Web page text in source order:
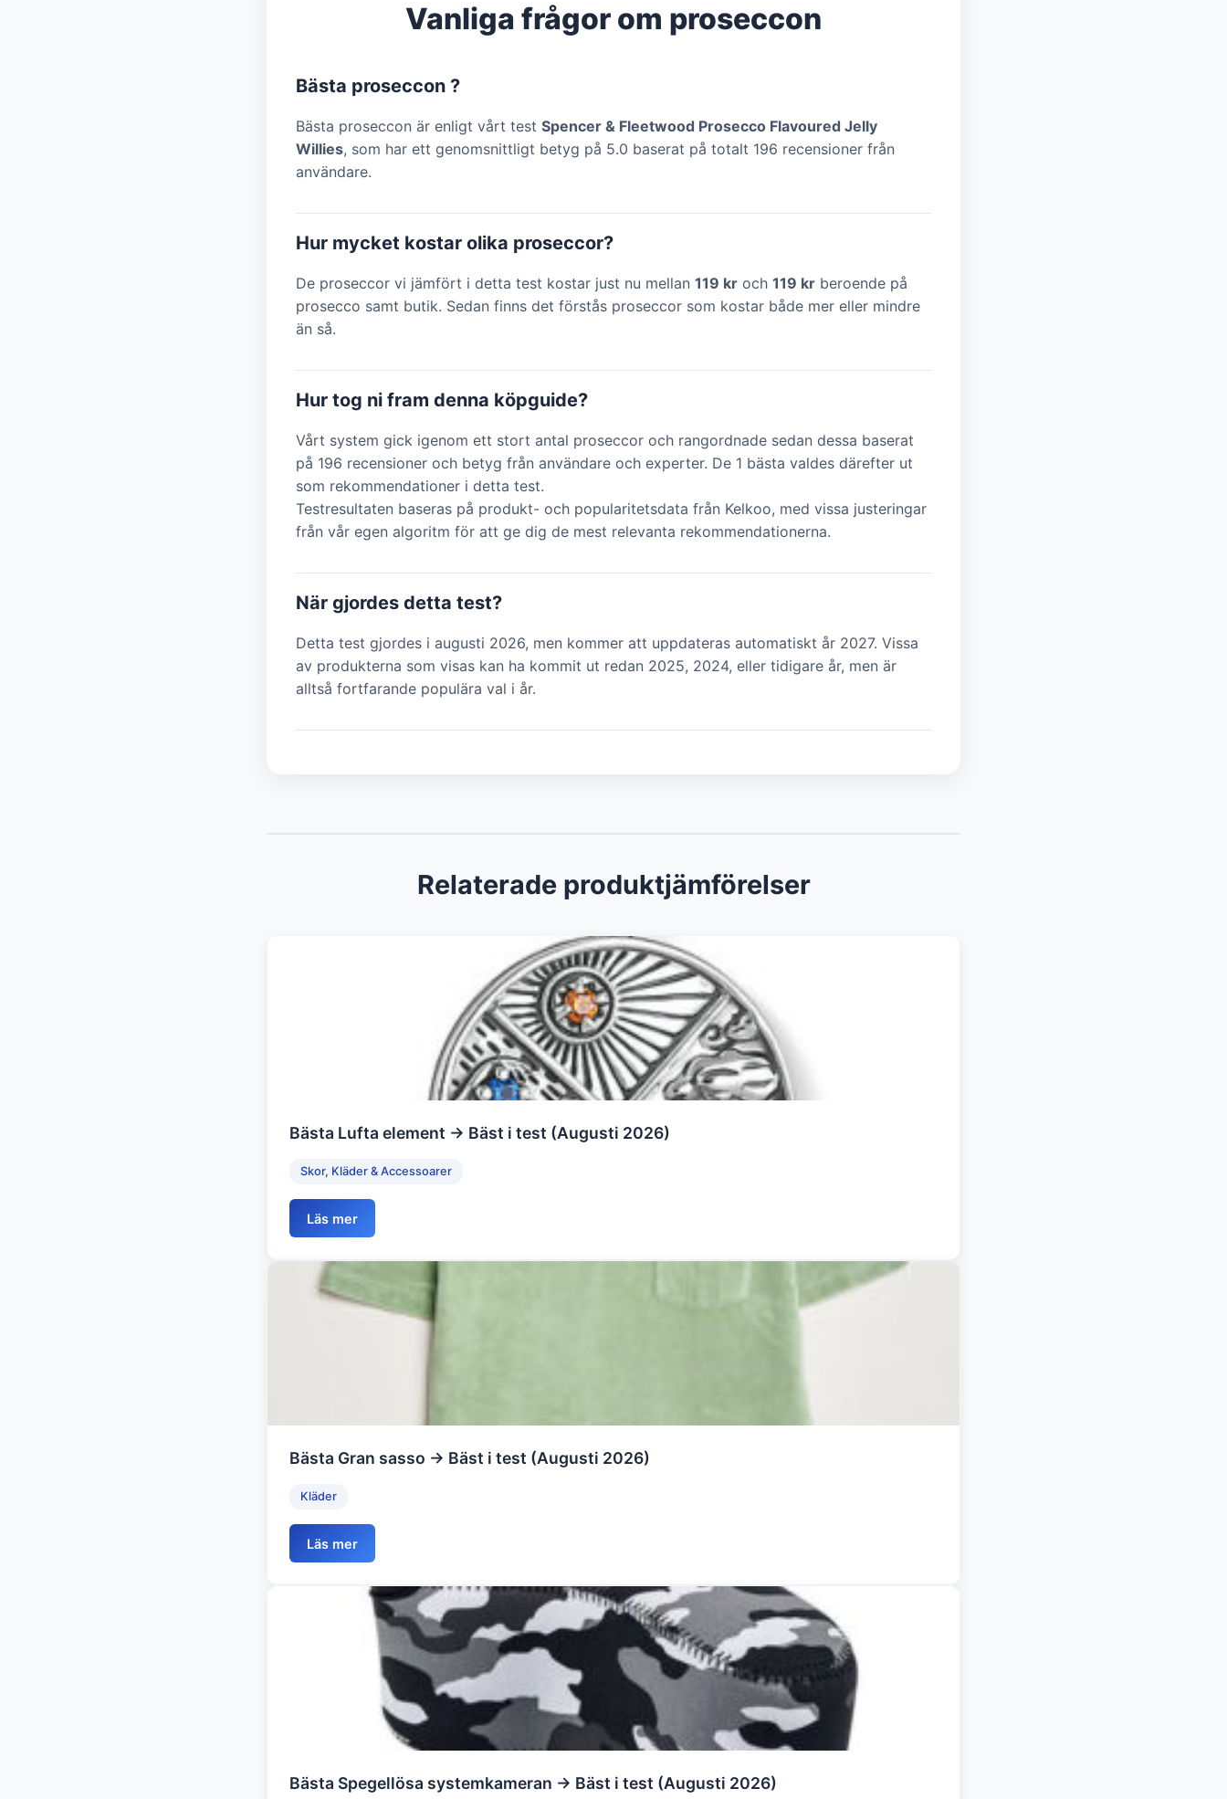
Vanliga frågor om proseccon
Bästa proseccon ?
Bästa proseccon är enligt vårt test Spencer & Fleetwood Prosecco Flavoured Jelly
Willies, som har ett genomsnittligt betyg på 5.0 baserat på totalt 196 recensioner från
användare.
Hur mycket kostar olika proseccor?
De proseccor vi jämfört i detta test kostar just nu mellan 119 kr och 119 kr beroende på
prosecco samt butik. Sedan finns det förstås proseccor som kostar både mer eller mindre
än så.
Hur tog ni fram denna köpguide?
Vårt system gick igenom ett stort antal proseccor och rangordnade sedan dessa baserat
på 196 recensioner och betyg från användare och experter. De 1 bästa valdes därefter ut
som rekommendationer i detta test.
Testresultaten baseras på produkt- och popularitetsdata från Kelkoo, med vissa justeringar
från vår egen algoritm för att ge dig de mest relevanta rekommendationerna.
När gjordes detta test?
Detta test gjordes i augusti 2026, men kommer att uppdateras automatiskt år 2027. Vissa
av produkterna som visas kan ha kommit ut redan 2025, 2024, eller tidigare år, men är
alltså fortfarande populära val i år.
Relaterade produktjämförelser
Bästa Lufta element → Bäst i test (Augusti 2026)
Skor, Kläder & Accessoarer
Läs mer
Bästa Gran sasso → Bäst i test (Augusti 2026)
Kläder
Läs mer
Bästa Spegellösa systemkameran → Bäst i test (Augusti 2026)